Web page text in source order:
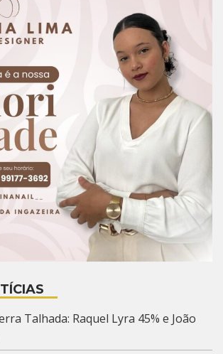
Talhada: Raquel Lyra 45% e João